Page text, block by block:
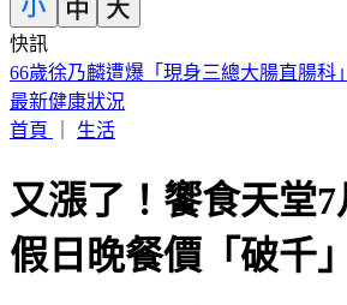
快訊
廖峻中風父親節曝近況！前妻餵食照
的真愛
首頁
生活
又漲了！饗食天堂
假日晚餐價「破千」